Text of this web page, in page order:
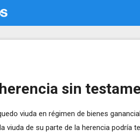
sin
viuda en régimen de bienes
viuda de su parte de la herencia podría